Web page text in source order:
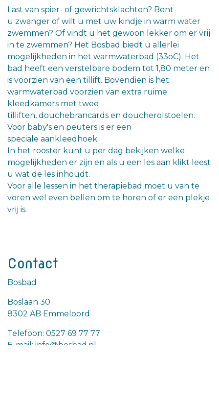
Last van spier- of gewrichtsklachten? Bent
u zwanger of wilt u met uw kindje in warm water
zwemmen? Of vindt u het gewoon lekker om er vrij
in te zwemmen? Het Bosbad biedt u allerlei
mogelijkheden in het warmwaterbad (33oC). Het
bad heeft een verstelbare bodem tot 1,80 meter en
is voorzien van een tillift. Bovendien is het
warmwaterbad voorzien van extra ruime
kleedkamers met twee
tilliften, douchebrancards en doucherolstoelen.
Voor baby's en peuters is er een
speciale aankleedhoek.
In het rooster kunt u per dag bekijken welke
mogelijkheden er zijn en als u een les aan klikt leest
u wat de les inhoudt.
Voor alle lessen in het therapiebad moet u van te
voren wel even bellen om te horen of er een plekje
vrij is.
Contact
Bosbad
Boslaan 30
8302 AB Emmeloord
Telefoon: 0527 69 77 77
E-mail: info@bosbad.nl